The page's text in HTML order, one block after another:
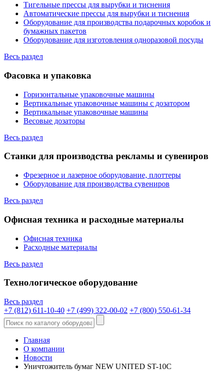
Тигельные прессы для вырубки и тиснения
Автоматические прессы для вырубки и тиснения
Оборудование для производства подарочных коробок и
бумажных пакетов
Оборудование для изготовления одноразовой посуды
Весь раздел
Фасовка и упаковка
Горизонтальные упаковочные машины
Вертикальные упаковочные машины с дозатором
Вертикальные упаковочные машины
Весовые дозаторы
Весь раздел
Станки для производства рекламы и сувениров
Фрезерное и лазерное оборудование, плоттеры
Оборудование для производства сувениров
Весь раздел
Офисная техника и расходные материалы
Офисная техника
Расходные материалы
Весь раздел
Технологическое оборудование
Весь раздел
+7 (812) 611-10-40 +7 (499) 322-00-02 +7 (800) 550-61-34
Главная
О компании
Новости
Уничтожитель бумаг NEW UNITED ST-10C